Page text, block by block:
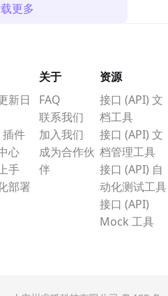
更多
新日
插件
心
手
部署
关于
FAQ
联系我们
加入我们
成为合作伙
伴
资源
接口 (API) 文
档工具
接口 (API) 文
档管理工具
接口 (API) 自
动化测试工具
接口 (API)
Mock 工具